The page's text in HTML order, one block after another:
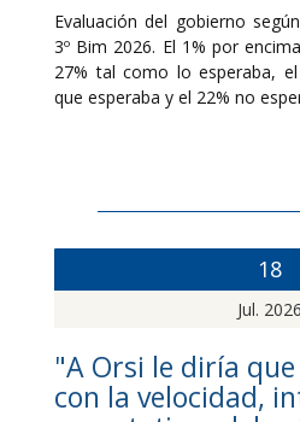
Evaluación del gobierno
3º Bim 2026. El 1% por
27% tal como lo esperaba,
que esperaba y el 22% no
18
Jul. 2026
"A Orsi le diría
con la velocidad,